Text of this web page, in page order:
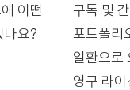
어떤
나요?
구독 및
포트폴리
일환으로
영구 라